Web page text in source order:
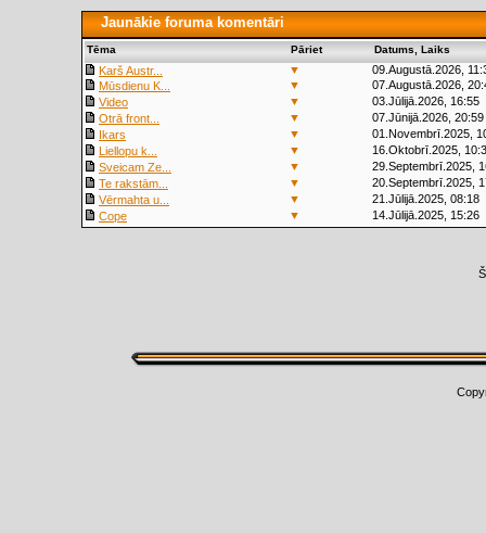
Jaunākie foruma komentāri
Tēma Pāriet Datums, Laiks
Karš Austr... ▼
09.Augustā.2026,
Mūsdienu K...
▼
07.Augustā.2026,
Video
▼
03.Jūlijā.2026, 16:55
Otrā front...
▼
07.Jūnijā.2026, 20:59
Ikars
▼
01.Novembrī.2025,
Liellopu k...
▼
16.Oktobrī.2025,
Sveicam Ze...
▼
29.Septembrī.2025,
Te rakstām...
▼
20.Septembrī.2025,
Vērmahta u...
▼
21.Jūlijā.2025, 08:18
Cope
▼ 14.Jūlijā.2025, 15:26